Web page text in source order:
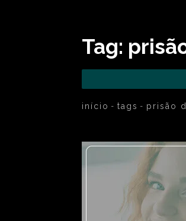
Tag:
início tags prisão